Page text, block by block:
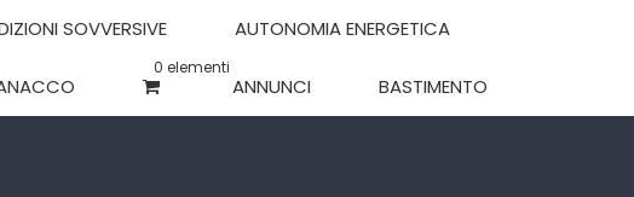
SOVVERSIVE AUTONOMIA ENERGETICA
0 elementi
ANNUNCI BASTIMENTO